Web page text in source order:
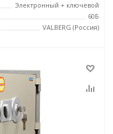
Электронный + ключевой
60Б
VALBERG (Россия)